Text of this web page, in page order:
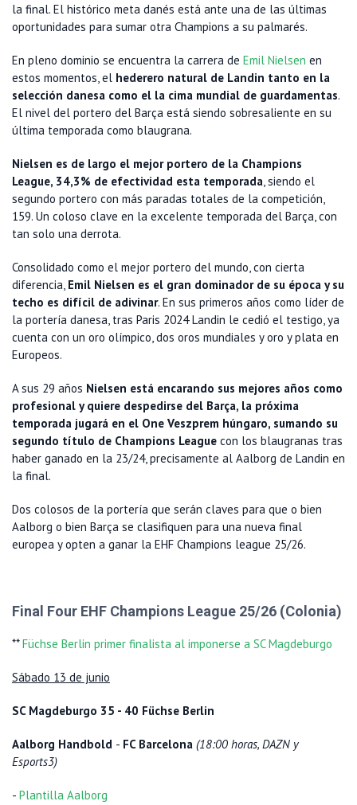
la final. El histórico meta danés está ante una de las últimas
oportunidades para sumar otra Champions a su palmarés.
En pleno dominio se encuentra la carrera de Emil Nielsen en
estos momentos, el hederero natural de Landin tanto en la
selección danesa como el la cima mundial de guardamentas.
El nivel del portero del Barça está siendo sobresaliente en su
última temporada como blaugrana.
Nielsen es de largo el mejor portero de la Champions
League, 34,3% de efectividad esta temporada , siendo el
segundo portero con más paradas totales de la competición,
159. Un coloso clave en la excelente temporada del Barça, con
tan solo una derrota.
Consolidado como el mejor portero del mundo, con cierta
diferencia, Emil Nielsen es el gran dominador de su época y su
techo es difícil de adivinar. En sus primeros años como líder de
la portería danesa, tras Paris 2024 Landin le cedió el testigo, ya
cuenta con un oro olímpico, dos oros mundiales y oro y plata en
Europeos.
A sus 29 años Nielsen está encarando sus mejores años como
profesional y quiere despedirse del Barça, la próxima
temporada jugará en el One Veszprem húngaro, sumando su
segundo título de Champions League con los blaugranas tras
haber ganado en la 23/24, precisamente al Aalborg de Landin en
la final.
Dos colosos de la portería que serán claves para que o bien
Aalborg o bien Barça se clasifiquen para una nueva final
europea y opten a ganar la EHF Champions league 25/26.
Final Four EHF Champions League 25/26 (Colonia)
**Füchse Berlin primer finalista al imponerse a SC Magdeburgo
Sábado 13 de junio
SC Magdeburgo 35 - 40 Füchse Berlin
Aalborg Handbold - FC Barcelona (18:00 horas, DAZN y
Esports3)
- Plantilla Aalborg